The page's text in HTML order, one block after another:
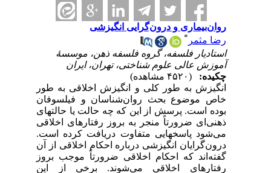
روان‌بیماری و درون‌گرایی انگیزشی
رضا مثمر
استادیار فلسفه، گروه فلسفه ذهن، موسسۀ
آموزش عالی علوم شناختی، تهران، ایران
چکیده:
انگیزش به طور کلی و انگیزش اخلاقی به طور
خاص موضوع بحث روان شناسان و فیلسوفان
بوده است.پرسش از این که چه حالت یا حالت­های
ذهنیای ضرورتاً منجر به بروز رفتارهای اخلاقی
میشود پاسخ­هایی متفاوت دریافت کرده است.
درونگرایان انگیزشی درباره احکام اخلاقی از آن
گفتهاند که احکام اخلاقی ضرورتاً موجب بروز
رفتارهای اخلاقی میشوند.
برخی از این